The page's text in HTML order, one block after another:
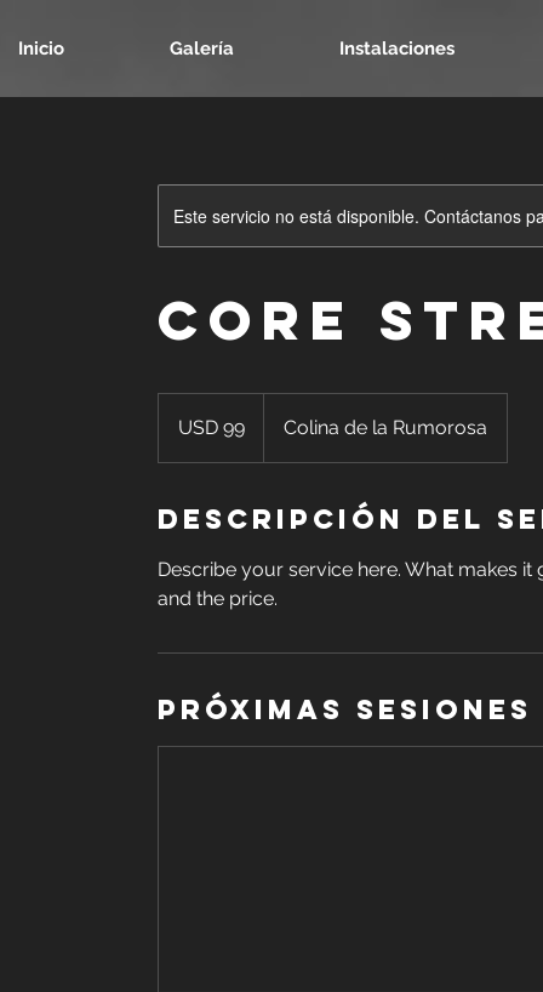
Inicio Galería Instalaciones
Este servicio no está disponible. Contáctanos
Core
estadounidenses
USD 99 Colina de la Rumorosa
Descripción del
Describe your service here. What makes it
and the price.
Próximas sesiones